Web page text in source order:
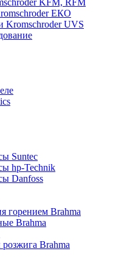
KFM, RFM
ЕКО
Kromschroder UVS
Suntec
hp-Technik
Danfoss
горением Brahma
Brahma
Brahma